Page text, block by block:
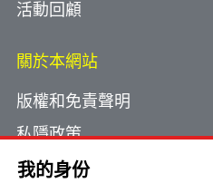
我的身份
活動回顧
關於本網站
版權和免責聲明
私隱政策
使用小型文字檔案